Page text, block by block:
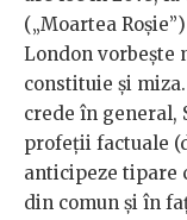
(„Moartea
London vorbește
constituie și
crede în general,
profeții factuale
anticipeze tipare
din comun și în